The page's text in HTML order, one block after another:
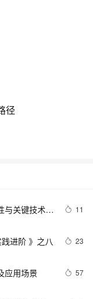
径
与关键技术》
11
进阶 》之八 23
应用场景 57